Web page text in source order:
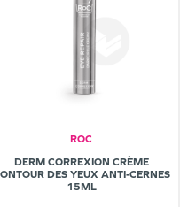
ROC
DERM CORREXION CRÈME
DES YEUX ANTI-CERNES
15ML